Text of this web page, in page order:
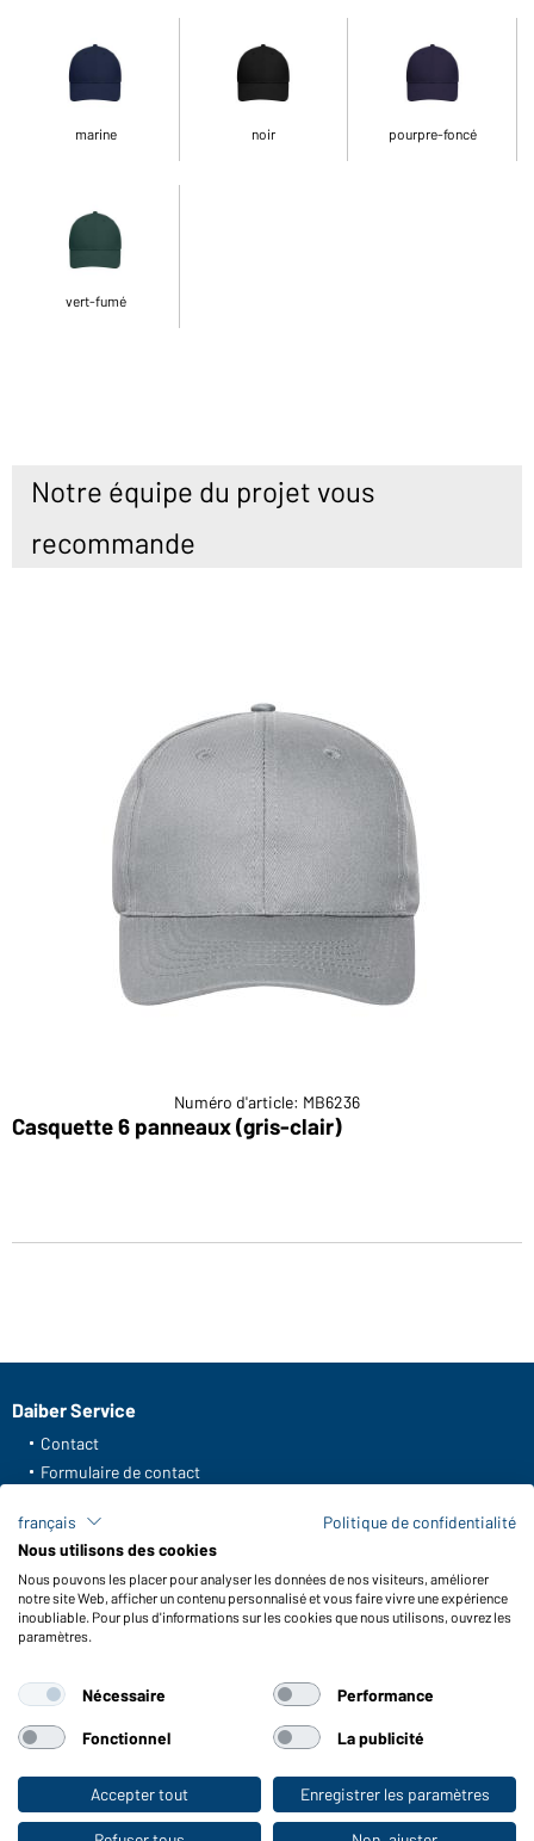
Vers la boutique pour particuliers
marine noir pourpre-foncé
vert-fumé
Notre équipe du projet vous
recommande
Numéro d'article: MB6236
Casquette 6 panneaux (gris-clair)
Daiber Service
Contact
Formulaire de contact
FAQ / Manuel d' utilisation
Vérifier le stock
Reporting system according to whistleblower protection act
Fonctions et entretien
Conseils d'entretien
Tailles
Couleurs
WORKWEAR COLLECTION
français
Politique de confidentialité
Nous utilisons des cookies
Nous pouvons les placer pour analyser les données de nos visiteurs, améliorer
notre site Web, afficher un contenu personnalisé et vous faire vivre une expérience
inoubliable. Pour plus d'informations sur les cookies que nous utilisons, ouvrez les
paramètres.
Nécessaire Performance
Fonctionnel La publicité
Accepter tout Enregistrer les paramètres